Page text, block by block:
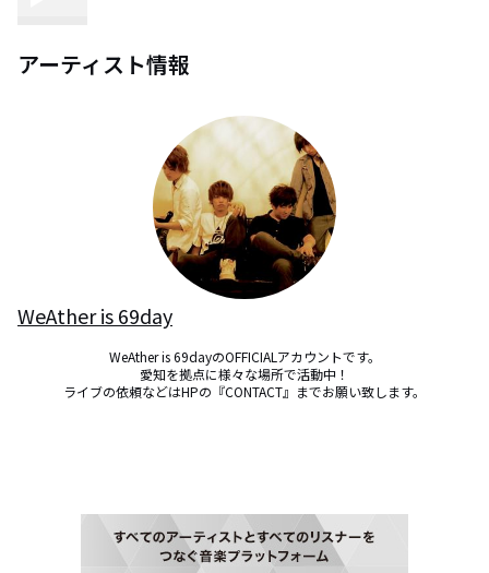
アーティスト情報
WeAther is 69day
WeAther is 69dayのOFFICIALアカウントです。
愛知を拠点に様々な場所で活動中！
ライブの依頼などはHPの『CONTACT』までお願い致します。